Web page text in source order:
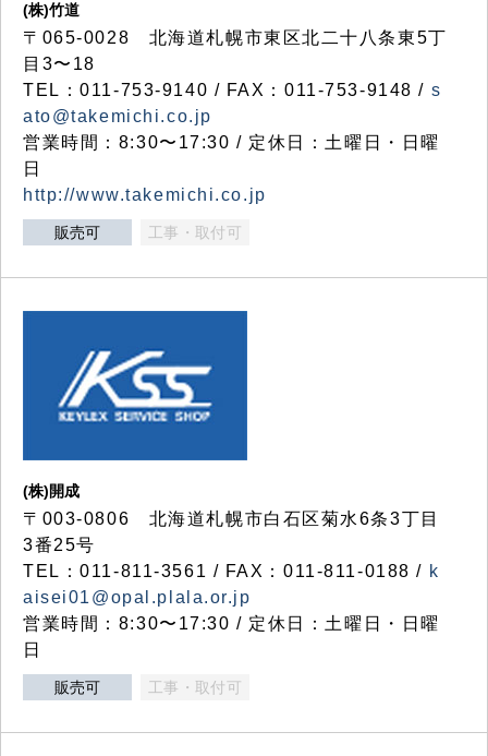
(株)竹道
〒065-0028 北海道札幌市東区北二十八条東5丁
目3〜18
TEL：011-753-9140 / FAX：011-753-9148 / s
ato@takemichi.co.jp
営業時間：8:30〜17:30 / 定休日：土曜日・日曜
日
http://www.takemichi.co.jp
販売可 工事・取付可
(株)開成
〒003-0806 北海道札幌市白石区菊水6条3丁目
3番25号
TEL：011-811-3561 / FAX：011-811-0188 / k
aisei01@opal.plala.or.jp
営業時間：8:30〜17:30 / 定休日：土曜日・日曜
日
販売可 工事・取付可